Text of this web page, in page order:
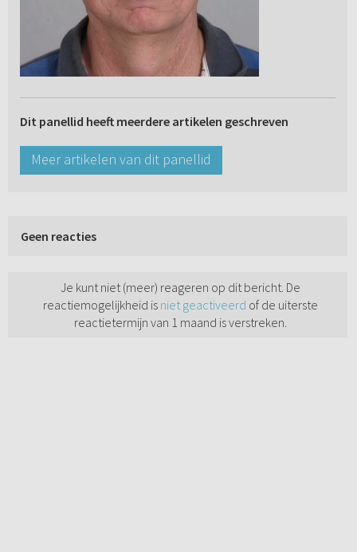
Dit panellid heeft meerdere artikelen geschreven
Meer artikelen van dit panellid
Geen reacties
Je kunt niet (meer) reageren op dit bericht. De
reactiemogelijkheid is niet geactiveerd of de uiterste
reactietermijn van 1 maand is verstreken.